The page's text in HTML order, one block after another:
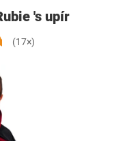
's upír
(17×)